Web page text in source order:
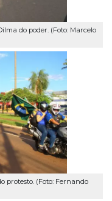
do poder. (Foto: Marcelo
protesto. (Foto: Fernando